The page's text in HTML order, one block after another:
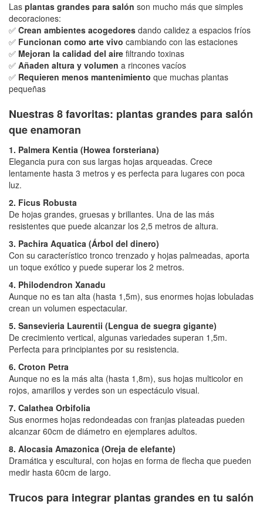
Las plantas grandes para salón son mucho más que simples
decoraciones:
✅ Crean ambientes acogedores dando calidez a espacios fríos
✅ Funcionan como arte vivo cambiando con las estaciones
✅ Mejoran la calidad del aire filtrando toxinas
✅ Añaden altura y volumen a rincones vacíos
✅ Requieren menos mantenimiento que muchas plantas
pequeñas
Nuestras 8 favoritas: plantas grandes para salón
que enamoran
1. Palmera Kentia (Howea forsteriana)
Elegancia pura con sus largas hojas arqueadas. Crece
lentamente hasta 3 metros y es perfecta para lugares con poca
luz.
2. Ficus Robusta
De hojas grandes, gruesas y brillantes. Una de las más
resistentes que puede alcanzar los 2,5 metros de altura.
3. Pachira Aquatica (Árbol del dinero)
Con su característico tronco trenzado y hojas palmeadas, aporta
un toque exótico y puede superar los 2 metros.
4. Philodendron Xanadu
Aunque no es tan alta (hasta 1,5m), sus enormes hojas lobuladas
crean un volumen espectacular.
5. Sansevieria Laurentii (Lengua de suegra gigante)
De crecimiento vertical, algunas variedades superan 1,5m.
Perfecta para principiantes por su resistencia.
6. Croton Petra
Aunque no es la más alta (hasta 1,8m), sus hojas multicolor en
rojos, amarillos y verdes son un espectáculo visual.
7. Calathea Orbifolia
Sus enormes hojas redondeadas con franjas plateadas pueden
alcanzar 60cm de diámetro en ejemplares adultos.
8. Alocasia Amazonica (Oreja de elefante)
Dramática y escultural, con hojas en forma de flecha que pueden
medir hasta 60cm de largo.
Trucos para integrar plantas grandes en tu salón